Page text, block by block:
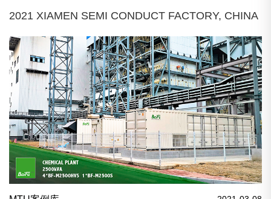
2021 XIAMEN SEMI CONDUCT FACTORY, CHINA